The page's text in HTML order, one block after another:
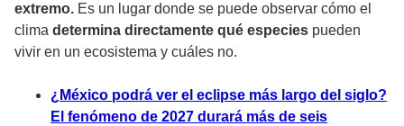
extremo. Es un lugar donde se puede observar cómo el
clima determina directamente qué especies pueden
vivir en un ecosistema y cuáles no.
¿México podrá ver el eclipse más largo del siglo?
El fenómeno de 2027 durará más de seis